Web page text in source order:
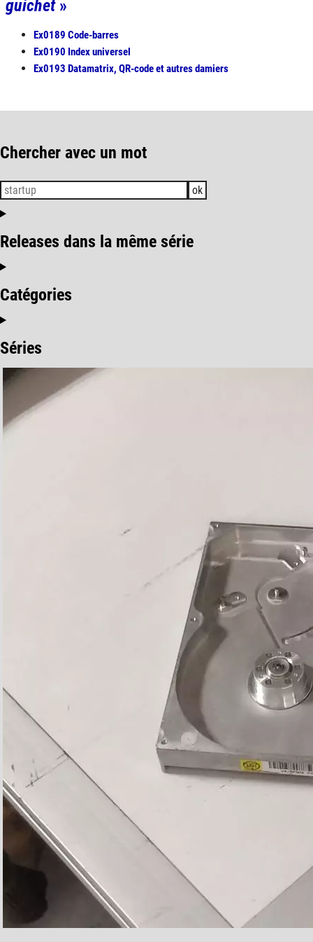
guichet»
Ex0189 Code-barres
Ex0190 Index universel
Ex0193 Datamatrix, QR-code et autres damiers
Chercher avec un mot
ok
Releases dans la même série
Catégories
Séries